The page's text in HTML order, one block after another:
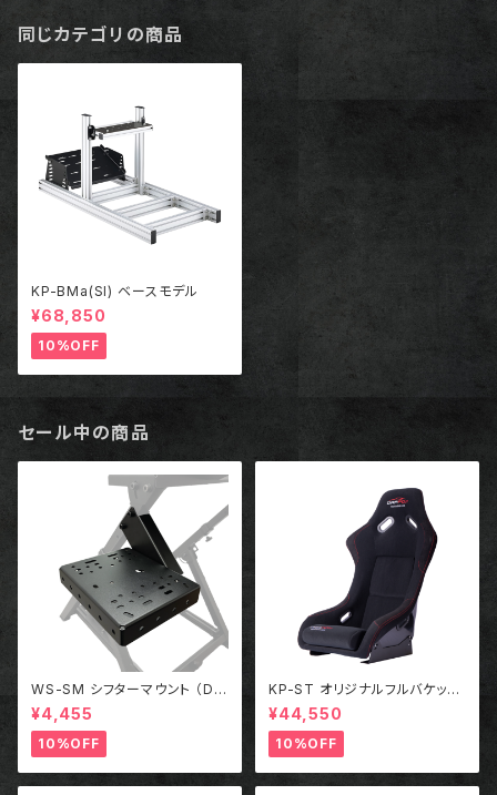
同じカテゴリの商品
KP-BMa(SI) ベースモデル
¥68,850
10%OFF
セール中の商品
WS-SM シフターマウント （DR
APOJI Lite専用オプション）
¥4,455
10%OFF
KP-ST オリジナルフルバケット
シート
¥44,550
10%OFF